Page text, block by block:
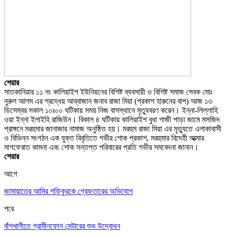
শেয়ার
সাতকানিয়ার ১১ নং কালিয়াইশ ইউনিয়নের বিশিষ্ট ব্যবসায়ী ও বিশিষ্ট সমাজ সেবক মোঃ
নুরুল আলম এর শ্রদ্ধেয় আব্বাজান জনাব রাজা মিয়া (প্রকাশ হারুনের বাপ) আজ ১৩
ডিসেম্বর সকাল ১০ঃ০০ ঘটিকায় সময় নিজ বাসস্থানে মৃত্যুবরণ করেন। ইন্না-লিল্লাহি
ওয়া ইন্না ইলাইহি রাজিউন। বিকাল ৪ ঘটিকায় কালিয়াইশ বুধা গাজী পাড়া জামে মসজিদ
প্রাঙ্গনে মরহুমার জানাজার নামাজ অনুষ্ঠিত হয়। মরহুম রাজা মিয়া এর মৃত্যুতে এলাকাবাসী
ও বিভিন্ন সংগঠন এক যুক্ত বিবৃতিতে গভীর শোক প্রকাশ, মরহুমার বিদেহী আত্মার
মাগফেরাত কামনা এবং শোক সন্তপ্ত পরিবারের প্রতি গভীর সমবেদনা জানান।
শেয়ার
আগে
জামায়াতের আমির শফিকুরকে গ্রেফতারের অভিযোগ
পরে
বাঁশখালীতে গ্রামীনফোন সেন্টারের শুভ উদ্বোধন